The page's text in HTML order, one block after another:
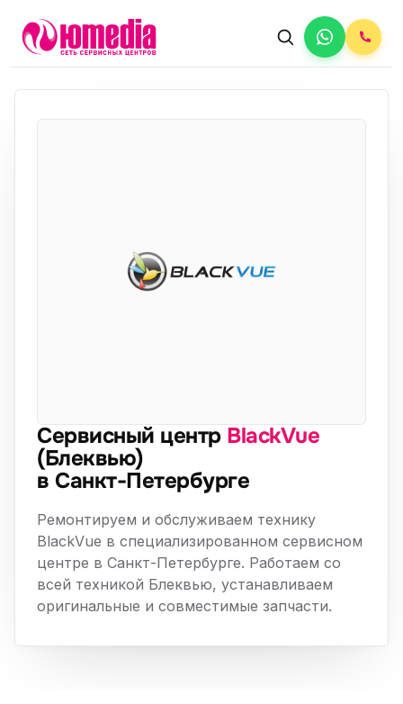
Сервисный центр BlackVue
(Блеквью)
в Санкт-Петербурге
Ремонтируем и обслуживаем технику
BlackVue в специализированном сервисном
центре в Санкт-Петербурге. Работаем со
всей техникой Блеквью, устанавливаем
оригинальные и совместимые запчасти.